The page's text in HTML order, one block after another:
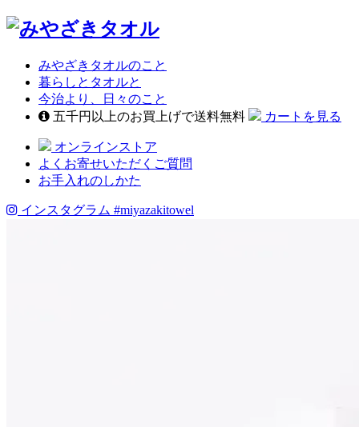
みやざきタオルのこと
暮らしとタオルと
今治より、日々のこと
五千円以上のお買上げで送料無料
カートを見る
オンラインストア
よくお寄せいただくご質問
お手入れのしかた
インスタグラム #miyazakitowel